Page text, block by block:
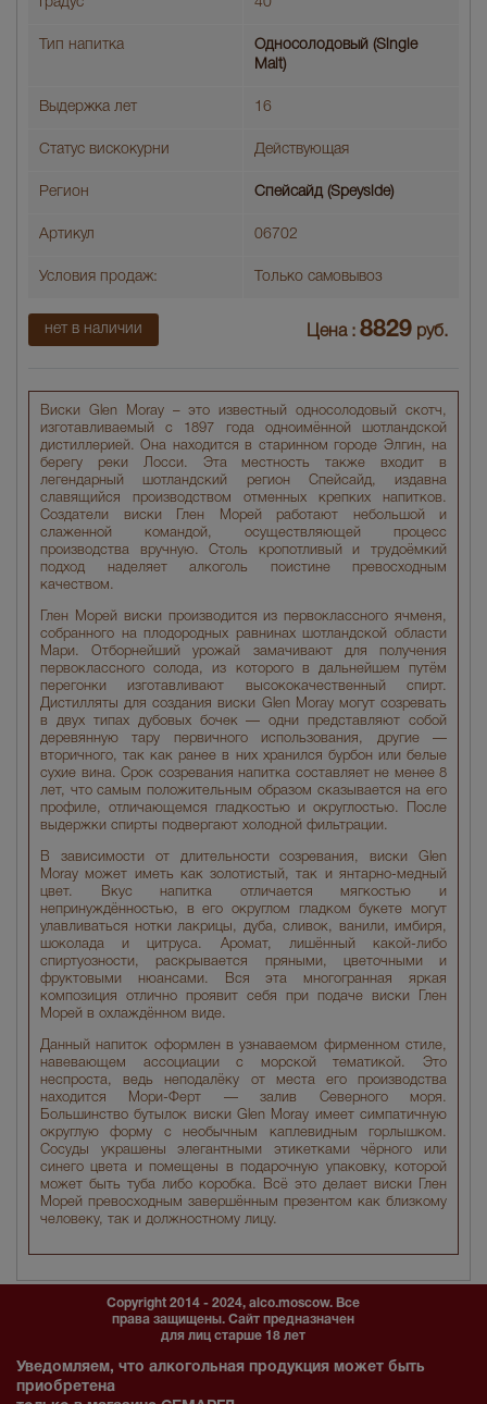
Виски Glen Moray – это известный односолодовый скотч,
изготавливаемый с 1897 года одноимённой шотландской
дистиллерией. Она находится в старинном городе Элгин, на
берегу реки Лосси. Эта местность также входит в
легендарный шотландский регион Спейсайд, издавна
славящийся производством отменных крепких напитков.
Создатели виски Глен Морей работают небольшой и
слаженной командой, осуществляющей процесс
производства вручную. Столь кропотливый и трудоёмкий
подход наделяет алкоголь поистине превосходным
качеством.
Глен Морей виски производится из первоклассного ячменя,
собранного на плодородных равнинах шотландской области
Мари. Отборнейший урожай замачивают для получения
первоклассного солода, из которого в дальнейшем путём
перегонки изготавливают высококачественный спирт.
Дистилляты для создания виски Glen Moray могут созревать
в двух типах дубовых бочек — одни представляют собой
деревянную тару первичного использования, другие —
вторичного, так как ранее в них хранился бурбон или белые
сухие вина. Срок созревания напитка составляет не менее 8
лет, что самым положительным образом сказывается на его
профиле, отличающемся гладкостью и округлостью. После
выдержки спирты подвергают холодной фильтрации.
В зависимости от длительности созревания, виски Glen
Moray может иметь как золотистый, так и янтарно-медный
цвет. Вкус напитка отличается мягкостью и
непринуждённостью, в его округлом гладком букете могут
улавливаться нотки лакрицы, дуба, сливок, ванили, имбиря,
шоколада и цитруса. Аромат, лишённый какой-либо
спиртуозности, раскрывается пряными, цветочными и
фруктовыми нюансами. Вся эта многогранная яркая
композиция отлично проявит себя при подаче виски Глен
Морей в охлаждённом виде.
Данный напиток оформлен в узнаваемом фирменном стиле,
навевающем ассоциации с морской тематикой. Это
неспроста, ведь неподалёку от места его производства
находится Мори-Ферт — залив Северного моря.
Большинство бутылок виски Glen Moray имеет симпатичную
округлую форму с необычным каплевидным горлышком.
Сосуды украшены элегантными этикетками чёрного или
синего цвета и помещены в подарочную упаковку, которой
может быть туба либо коробка. Всё это делает виски Глен
Морей превосходным завершённым презентом как близкому
человеку, так и должностному лицу.
Тип напитка
Односолодовый (Single
Malt)
Выдержка лет 16
Статус вискокурни Действующая
Регион Спейсайд (Speyside)
Артикул 06702
Условия продаж: Только самовывоз
нет в наличии Цена : 8829 руб.
Copyright 2014 - 2024, alco.moscow. Все
права защищены. Сайт предназначен
для лиц старше 18 лет
Уведомляем, что алкогольная продукция может быть
приобретена